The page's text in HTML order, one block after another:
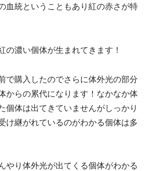
血統ということもあり紅の赤さが特
の濃い個体が生まれてきます！
で購入したのでさらに体外光の部分
からの累代になります！なかなか体
個体は出てきていませんがしっかり
け継がれているのがわかる個体は多
やり体外光が出てくる個体がわかる